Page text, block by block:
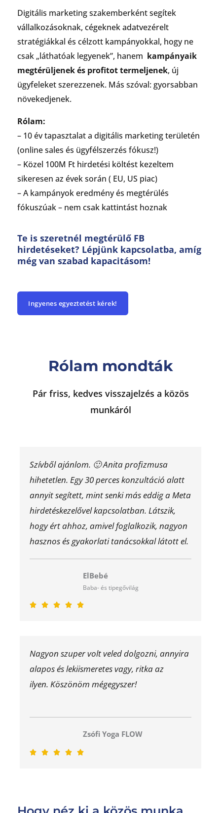
Digitális marketing szakemberként segítek
vállalkozásoknak, cégeknek adatvezérelt
stratégiákkal és célzott kampányokkal, hogy ne
csak „láthatóak legyenek”, hanem kampányaik
megtérüljenek és profitot termeljenek, új
ügyfeleket szerezzenek. Más szóval: gyorsabban
növekedjenek.
Rólam:
– 10 év tapasztalat a digitális marketing területén
(online sales és ügyfélszerzés fókusz!)
– Közel 100M Ft hirdetési költést kezeltem
sikeresen az évek során ( EU, US piac)
– A kampányok eredmény és megtérülés
fókuszúak – nem csak kattintást hoznak
Te is szeretnél megtérülő FB
hirdetéseket? Lépjünk kapcsolatba, amíg
még van szabad kapacitásom!
Ingyenes egyeztetést kérek!
Rólam mondták
Pár friss, kedves visszajelzés a közös
munkáról
Szívből ajánlom. 🙂 Anita profizmusa
hihetetlen. Egy 30 perces konzultáció alatt
annyit segített, mint senki más eddig a Meta
hirdetéskezelővel kapcsolatban. Látszik,
hogy ért ahhoz, amivel foglalkozik, nagyon
hasznos és gyakorlati tanácsokkal látott el.
ElBebé
Baba- és tipegővilág
    R
d
5
o
f
Nagyon szuper volt veled dolgozni, annyira
alapos és lekiismeretes vagy, ritka az
ilyen. Köszönöm mégegyszer!
Zsófi Yoga FLOW
    R